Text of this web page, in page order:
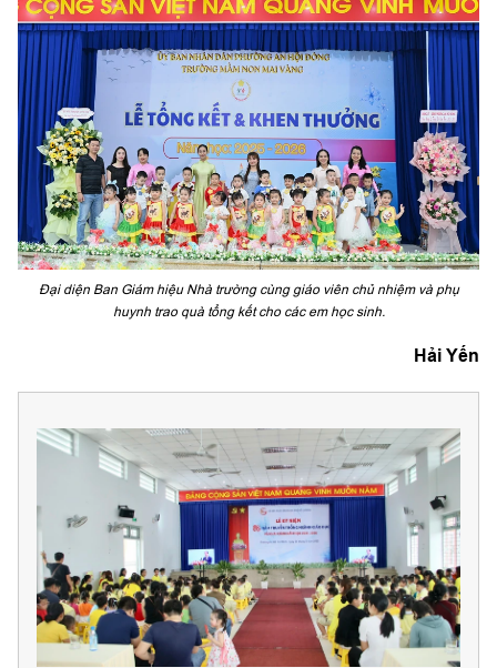
Đại diện Ban Giám hiệu Nhà trường cùng giáo viên chủ nhiệm và phụ
huynh trao quà tổng kết cho các em học sinh.
Hải Yến